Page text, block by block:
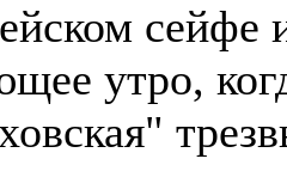
сейфе
утро,